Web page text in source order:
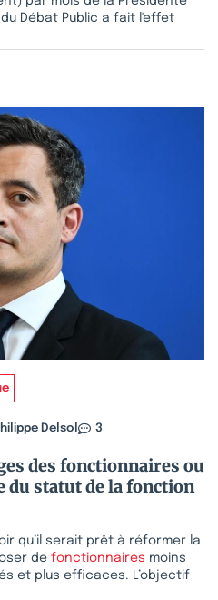
Débat Public a fait l'effet
Delsol 3
des fonctionnaires ou
du statut de la fonction
qu’il serait prêt à réformer la
de fonctionnaires moins
et plus efficaces. L’objectif